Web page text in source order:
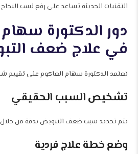
التقنيات الحديثة تساعد على رفع نسب
دور الدكتورة
في علاج ضعف
تعتمد الدكتورة سهام العاكوم على تقييم
تشخيص السبب الحقيقي
يتم تحديد سبب ضعف التبويض بدقة من
وضع خطة علاج فردية